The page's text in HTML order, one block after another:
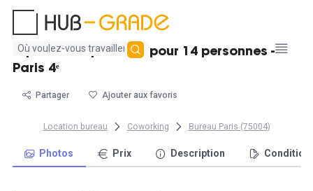
Aucun
résultat
Espace indépendant pour 14 personnes -
Paris 4ᵉ
Partager Ajouter aux favoris
Location bureau Coworking Bureau Paris (75004)
Photos Prix Description